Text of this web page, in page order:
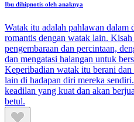
Ibu dihipnotis oleh anaknya
Watak itu adalah pahlawan dalam
romantis dengan watak lain.
pengembaraan dan percintaan,
dan mengatasi halangan untuk
Keperibadian watak itu berani
lain di hadapan diri mereka
keadilan yang kuat dan akan
betul.